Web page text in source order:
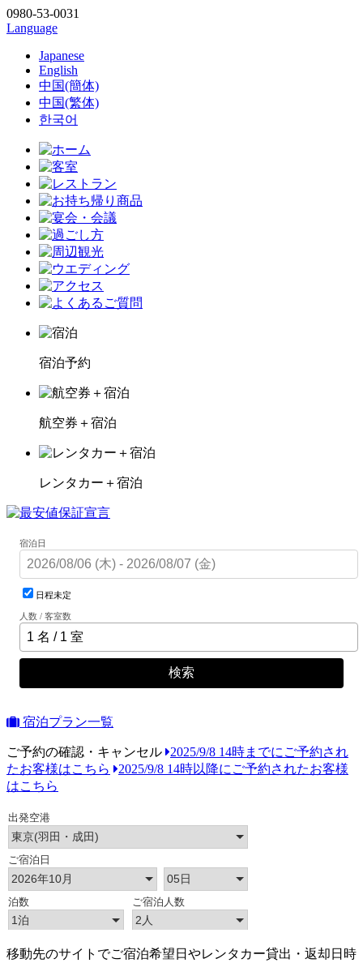
0980-53-0031
Language
Japanese
English
中国(簡体)
中国(繁体)
한국어
宿泊予約
航空券＋宿泊
レンタカー＋宿泊
宿泊日
日程未定
人数 / 客室数
検索
宿泊プラン一覧
ご予約の確認・キャンセル
2025/9/8 14時までにご予約され
たお客様はこちら
2025/9/8 14時以降にご予約されたお客様
はこちら
移動先のサイトでご宿泊希望日やレンタカー貸出・返却日時